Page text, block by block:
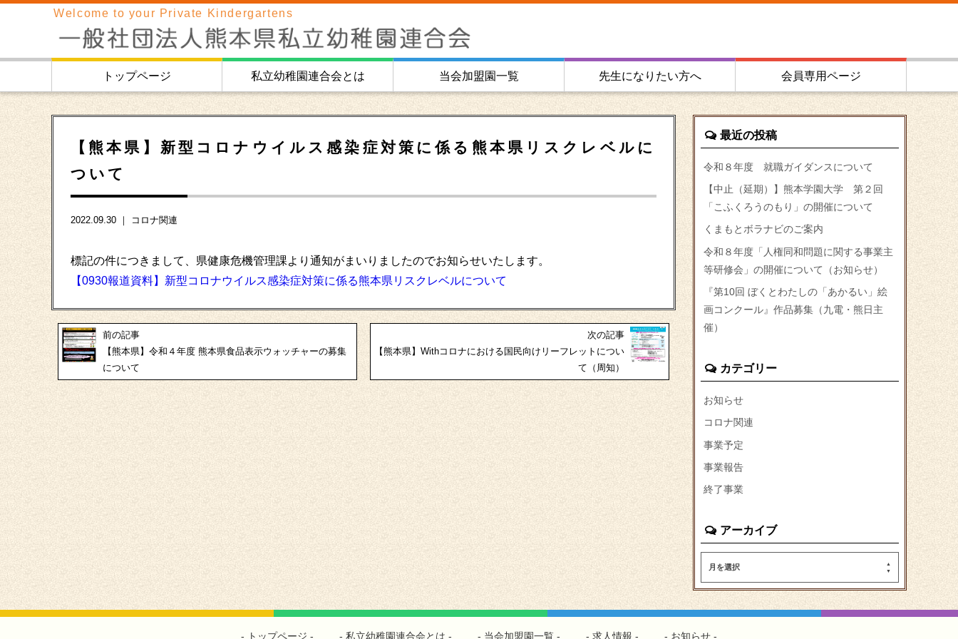
Welcome to your Private Kindergartens
トップページ 私立幼稚園連合会とは 当会加盟園一覧 先生になりたい方へ 会員専用ページ
【熊本県】新型コロナウイルス感染症対策に係る熊本県リスクレベルに
ついて
2022.09.30 ｜ コロナ関連
標記の件につきまして、県健康危機管理課より通知がまいりましたのでお知らせいたします。
【0930報道資料】新型コロナウイルス感染症対策に係る熊本県リスクレベルについて
前の記事
【熊本県】令和４年度 熊本県食品表示ウォッチャーの募集
について
次の記事
【熊本県】Withコロナにおける国民向けリーフレットについ
て（周知）
最近の投稿
令和８年度 就職ガイダンスについて
【中止（延期）】熊本学園大学 第２回
「こふくろうのもり」の開催について
くまもとボラナビのご案内
令和８年度「人権同和問題に関する事業主
等研修会」の開催について（お知らせ）
『第10回 ぼくとわたしの「あかるい」絵
画コンクール』作品募集（九電・熊日主
催）
カテゴリー
お知らせ
コロナ関連
事業予定
事業報告
終了事業
アーカイブ
月を選択
トップページ 私立幼稚園連合会とは 当会加盟園一覧 求人情報 お知らせ